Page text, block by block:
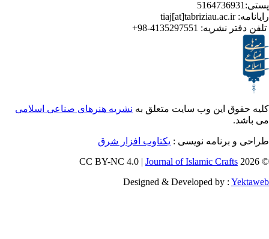
نشریه:4135297551-98+
این وب سایت متعلق بهنشریه هنرهای صناعی اسلامی
نویسی : یکتاوب افزار شرق
Journal of Islamic
Designed & Developed by :